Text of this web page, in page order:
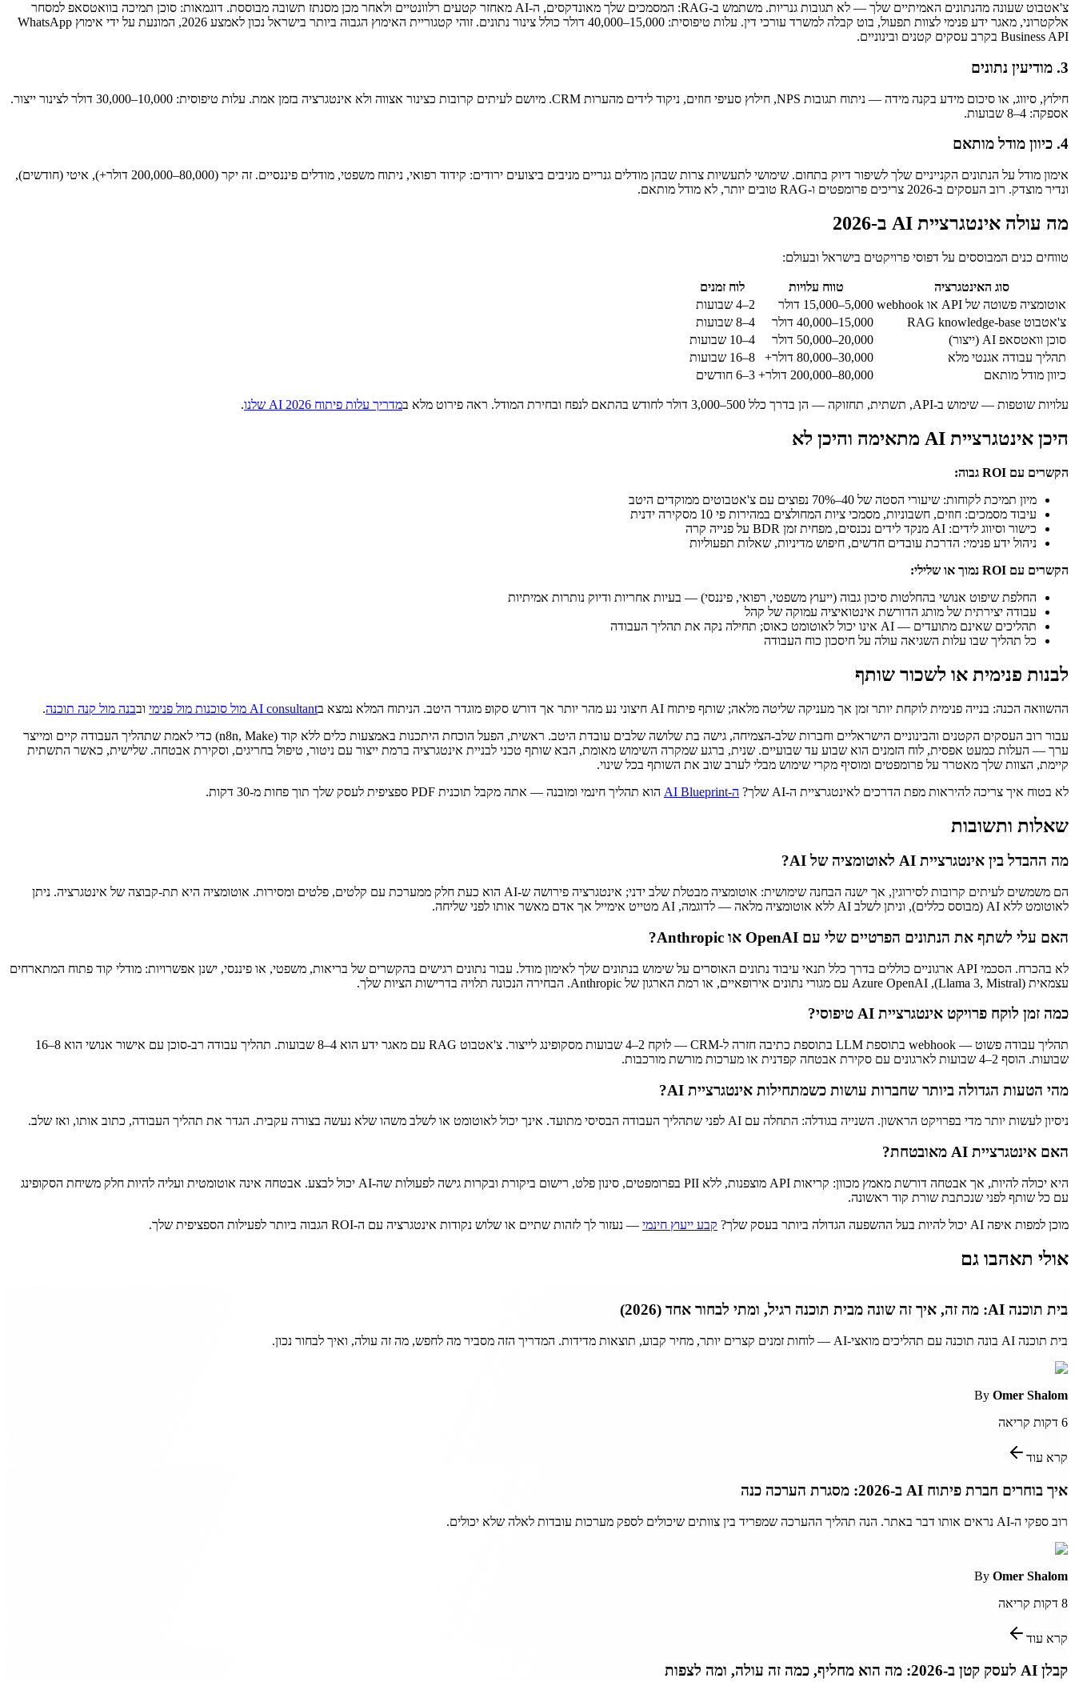
צ'אטבוט שעונה מהנתונים האמיתיים שלך — לא תגובות גנריות. משתמש ב-RAG: המסמכים שלך מאונדקסים, ה-AI מאחזר קטעים רלוונטיים ולאחר מכן מסנתז תשובה מבוססת. דוגמאות: סוכן תמיכה בוואטסאפ למסחר
אלקטרוני, מאגר ידע פנימי לצוות תפעול, בוט קבלה למשרד עורכי דין. עלות טיפוסית: 15,000–40,000 דולר כולל צינור נתונים. זוהי קטגוריית האימוץ הגבוה ביותר בישראל נכון לאמצע 2026, המונעת על ידי אימוץ WhatsApp
Business API בקרב עסקים קטנים ובינוניים.
3. מודיעין נתונים
חילוץ, סיווג, או סיכום מידע בקנה מידה — ניתוח תגובות NPS, חילוץ סעיפי חוזים, ניקוד לידים מהערות CRM. מיושם לעיתים קרובות כצינור אצווה ולא אינטגרציה בזמן אמת. עלות טיפוסית: 10,000–30,000 דולר לצינור ייצור.
אספקה: 4–8 שבועות.
4. כיוון מודל מותאם
אימון מודל על הנתונים הקנייניים שלך לשיפור דיוק בתחום. שימושי לתעשיות צרות שבהן מודלים גנריים מניבים ביצועים ירודים: קידוד רפואי, ניתוח משפטי, מודלים פיננסיים. זה יקר (80,000–200,000 דולר+), איטי (חודשים),
ונדיר מוצדק. רוב העסקים ב-2026 צריכים פרומפטים ו-RAG טובים יותר, לא מודל מותאם.
מה עולה אינטגרציית AI ב-2026
טווחים כנים המבוססים על דפוסי פרויקטים בישראל ובעולם:
סוג האינטגרציה טווח עלויות
לוח זמנים
אוטומציה פשוטה של API או webhook
5,000–15,000 דולר
2–4 שבועות
צ'אטבוט RAG knowledge-base
15,000–40,000 דולר
4–8 שבועות
סוכן וואטסאפ AI (ייצור)
20,000–50,000 דולר
4–10 שבועות
תהליך עבודה אגנטי מלא
30,000–80,000 דולר+
8–16 שבועות
כיוון מודל מותאם
80,000–200,000 דולר+ 3–6 חודשים
עלויות שוטפות — שימוש ב-API, תשתית, תחזוקה — הן בדרך כלל 500–3,000 דולר לחודש בהתאם לנפח ובחירת המודל. ראה פירוט מלא ב מדריך עלות פיתוח AI 2026 שלנו .
היכן אינטגרציית AI מתאימה והיכן לא
הקשרים עם ROI גבוה:
מיון תמיכת לקוחות: שיעורי הסטה של 40–70% נפוצים עם צ'אטבוטים ממוקדים היטב
עיבוד מסמכים: חוזים, חשבוניות, מסמכי ציות המחולצים במהירות פי 10 מסקירה ידנית
כישור וסיווג לידים: AI מנקד לידים נכנסים, מפחית זמן BDR על פנייה קרה
ניהול ידע פנימי: הדרכת עובדים חדשים, חיפוש מדיניות, שאלות תפעוליות
הקשרים עם ROI נמוך או שלילי:
החלפת שיפוט אנושי בהחלטות סיכון גבוה (ייעוץ משפטי, רפואי, פיננסי) — בעיות אחריות ודיוק נותרות אמיתיות
עבודה יצירתית של מותג הדורשת אינטואיציה עמוקה של קהל
תהליכים שאינם מתועדים — AI אינו יכול לאוטומט כאוס; תחילה נקה את תהליך העבודה
כל תהליך שבו עלות השגיאה עולה על חיסכון כוח העבודה
לבנות פנימית או לשכור שותף
ההשוואה הכנה: בנייה פנימית לוקחת יותר זמן אך מעניקה שליטה מלאה; שותף פיתוח AI חיצוני נע מהר יותר אך דורש סקופ מוגדר היטב. הניתוח המלא נמצא ב AI consultant מול סוכנות מול פנימי ובבנה מול קנה תוכנה.
עבור רוב העסקים הקטנים והבינוניים הישראליים וחברות שלב-הצמיחה, גישה בת שלושה שלבים עובדת היטב. ראשית, הפעל הוכחת היתכנות באמצעות כלים ללא קוד (n8n, Make) כדי לאמת שתהליך העבודה קיים ומייצר
ערך — העלות כמעט אפסית, לוח הזמנים הוא שבוע עד שבועיים. שנית, ברגע שמקרה השימוש מאומת, הבא שותף טכני לבניית אינטגרציה ברמת ייצור עם ניטור, טיפול בחריגים, וסקירת אבטחה. שלישית, כאשר התשתית
קיימת, הצוות שלך מאטרר על פרומפטים ומוסיף מקרי שימוש מבלי לערב שוב את השותף בכל שינוי.
לא בטוח איך צריכה להיראות מפת הדרכים לאינטגרציית ה-AI שלך?
ה-AI Blueprint הוא תהליך חינמי ומובנה — אתה מקבל תוכנית PDF ספציפית לעסק שלך תוך פחות מ-30 דקות.
שאלות ותשובות
מה ההבדל בין אינטגרציית AI לאוטומציה של AI?
הם משמשים לעיתים קרובות לסירוגין, אך ישנה הבחנה שימושית: אוטומציה מבטלת שלב ידני; אינטגרציה פירושה ש-AI הוא כעת חלק ממערכת עם קלטים, פלטים ומסירות. אוטומציה היא תת-קבוצה של אינטגרציה. ניתן
לאוטומט ללא AI (מבוסס כללים), וניתן לשלב AI ללא אוטומציה מלאה — לדוגמה, AI מטייט אימייל אך אדם מאשר אותו לפני שליחה.
האם עלי לשתף את הנתונים הפרטיים שלי עם OpenAI או Anthropic?
לא בהכרח. הסכמי API ארגוניים כוללים בדרך כלל תנאי עיבוד נתונים האוסרים על שימוש בנתונים שלך לאימון מודל. עבור נתונים רגישים בהקשרים של בריאות, משפטי, או פיננסי, ישנן אפשרויות: מודלי קוד פתוח המתארחים
עצמאית (Llama 3, Mistral), Azure OpenAI עם מגורי נתונים אירופאיים, או רמת הארגון של Anthropic. הבחירה הנכונה תלויה בדרישות הציות שלך.
כמה זמן לוקח פרויקט אינטגרציית AI טיפוסי?
תהליך עבודה פשוט — webhook בתוספת LLM בתוספת כתיבה חזרה ל-CRM — לוקח 2–4 שבועות מסקופינג לייצור. צ'אטבוט RAG עם מאגר ידע הוא 4–8 שבועות. תהליך עבודה רב-סוכן עם אישור אנושי הוא 8–16
שבועות. הוסף 2–4 שבועות לארגונים עם סקירת אבטחה קפדנית או מערכות מורשת מורכבות.
מהי הטעות הגדולה ביותר שחברות עושות כשמתחילות אינטגרציית AI?
ניסיון לעשות יותר מדי בפרויקט הראשון. השנייה בגודלה: התחלה עם AI לפני שתהליך העבודה הבסיסי מתועד. אינך יכול לאוטומט או לשלב משהו שלא נעשה בצורה עקבית. הגדר את תהליך העבודה, כתוב אותו, ואז שלב.
האם אינטגרציית AI מאובטחת?
היא יכולה להיות, אך אבטחה דורשת מאמץ מכוון: קריאות API מוצפנות, ללא PII בפרומפטים, סינון פלט, רישום ביקורת ובקרות גישה לפעולות שה-AI יכול לבצע. אבטחה אינה אוטומטית ועליה להיות חלק משיחת הסקופינג
עם כל שותף לפני שנכתבת שורת קוד ראשונה.
מוכן למפות איפה AI יכול להיות בעל ההשפעה הגדולה ביותר בעסק שלך?
קבע ייעוץ חינמי — נעזור לך לזהות שתיים או שלוש נקודות אינטגרציה עם ה-ROI הגבוה ביותר לפעילות הספציפית שלך.
אולי תאהבו גם
בית תוכנה AI: מה זה, איך זה שונה מבית תוכנה רגיל, ומתי לבחור אחד (2026)
בית תוכנה AI בונה תוכנה עם תהליכים מואצי-AI — לוחות זמנים קצרים יותר, מחיר קבוע, תוצאות מדידות. המדריך הזה מסביר מה לחפש, מה זה עולה, ואיך לבחור נכון.
By Omer Shalom
6 דקות קריאה
קרא עוד
איך בוחרים חברת פיתוח AI ב-2026: מסגרת הערכה כנה
רוב ספקי ה-AI נראים אותו דבר באתר. הנה תהליך ההערכה שמפריד בין צוותים שיכולים לספק מערכות עובדות לאלה שלא יכולים.
By Omer Shalom
8 דקות קריאה
קרא עוד
קבלן AI לעסק קטן ב-2026: מה הוא מחליף, כמה זה עולה, ומה לצפות